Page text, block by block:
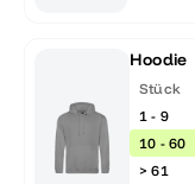
Hoodie
Stück
1 - 9
10 - 60
> 61